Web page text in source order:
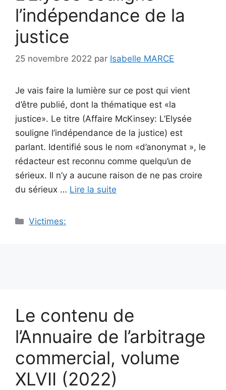
l’indépendance de la
justice
25 novembre 2022 par Isabelle MARCE
Je vais faire la lumière sur ce post qui vient
d’être publié, dont la thématique est «la
justice». Le titre (Affaire McKinsey: L’Elysée
souligne l’indépendance de la justice) est
parlant. Identifié sous le nom «d’anonymat », le
rédacteur est reconnu comme quelqu’un de
sérieux. Il n’y a aucune raison de ne pas croire
du sérieux … Lire la suite
Catégories
Victimes:
Le contenu de
l’Annuaire de l’arbitrage
commercial, volume
XLVII (2022)